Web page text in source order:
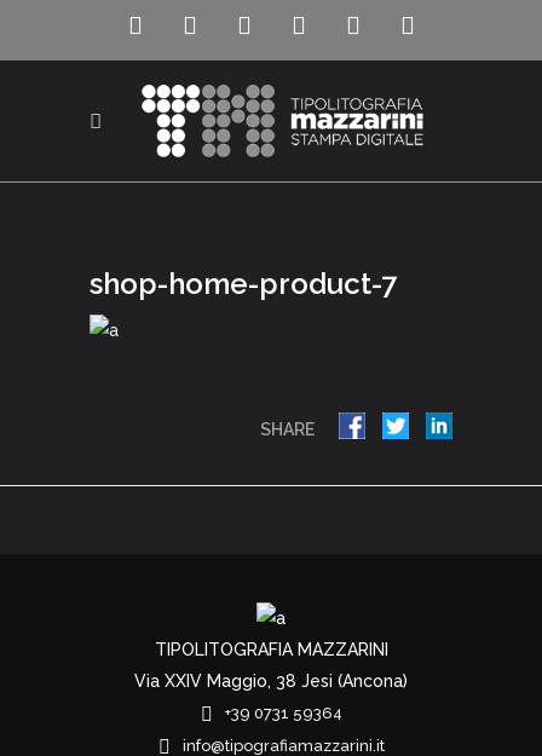
shop-home-product-7
SHARE
TIPOLITOGRAFIA MAZZARINI
Via XXIV Maggio, 38 Jesi (Ancona)
+39 0731 59364
info@tipografiamazzarini.it